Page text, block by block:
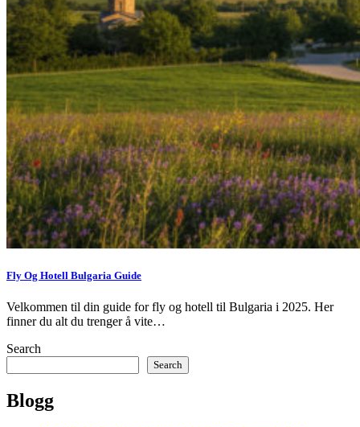
Fly Og Hotell Bulgaria Guide
Velkommen til din guide for fly og hotell til Bulgaria i 2025. Her
finner du alt du trenger å vite…
Search
Search
Blogg